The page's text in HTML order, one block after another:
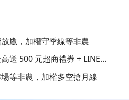
放鷹，加權守季線等非農
高送 500 元超商禮券 + LINE
場等非農，加權多空搶月線